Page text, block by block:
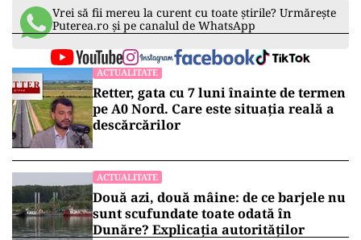
Vrei să fii mereu la curent cu toate știrile? Urmărește
Puterea.ro și pe canalul de WhatsApp
ACTUALITATE
Retter, gata cu 7 luni înainte de termen
pe A0 Nord. Care este situația reală a
descărcărilor
ACTUALITATE
Două azi, două mâine: de ce barjele nu
sunt scufundate toate odată în
Dunăre? Explicația autorităților